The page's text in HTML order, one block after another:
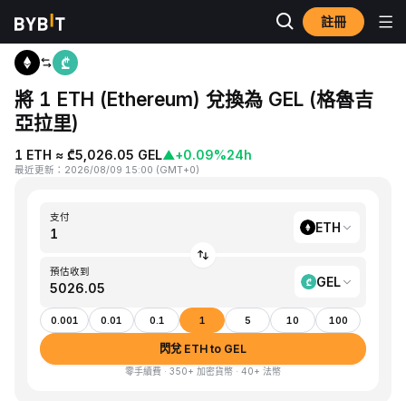
註冊
首頁 ETH to GEL
將 1 ETH (Ethereum) 兌換為 GEL (格魯吉
亞拉里)
1 ETH ≈ ₾5,026.05 GEL▲+0.09%24h
最近更新 ： 2026/08/09 15:00 (GMT+0)
支付
ETH
預估收到
GEL
0.001 0.01 0.1 1 5 10 100
閃兌 ETH to GEL
零手續費 · 350+ 加密貨幣 · 40+ 法幣